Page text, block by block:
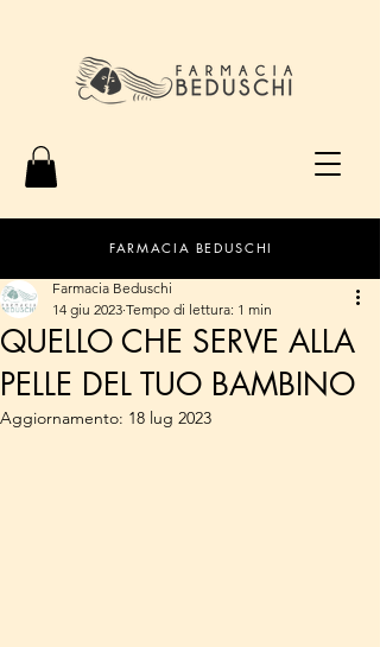
FARMACIA BEDUSCHI
QUELLO CHE SERVE ALLA
PELLE DEL TUO BAMBINO
Farmacia Beduschi
14 giu 2023 Tempo di lettura: 1 min
Aggiornamento: 18 lug 2023